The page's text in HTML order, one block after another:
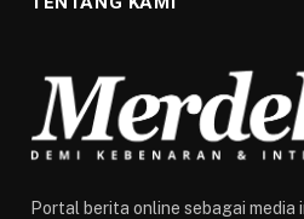
Portal berita online sebagai media